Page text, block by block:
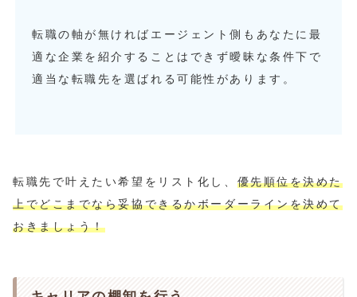
転職の軸が無ければエージェント側もあなたに最
適な企業を紹介することはできず曖昧な条件下で
適当な転職先を選ばれる可能性があります。
転職先で叶えたい希望をリスト化し、 優先順位を決めた
上でどこまでなら妥協できるかボーダーラインを決めて
おきましょう！